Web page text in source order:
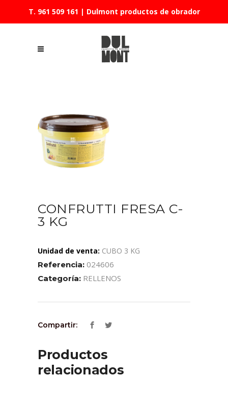
T. 961 509 161 | Dulmont productos de obrador
CONFRUTTI FRESA C-
3 KG
Unidad de venta: CUBO 3 KG
Referencia: 024606
Categoría: RELLENOS
Compartir:
Productos
relacionados